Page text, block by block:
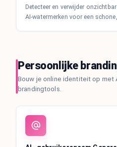
Detecteer en verwijder
AI-watermerken voor een
Persoonlijke
Bouw je online identiteit op met
brandingtools.